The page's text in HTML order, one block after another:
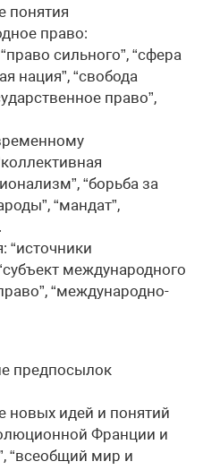
понятия
право:
сильного”, “сфера
нация”, “свобода
право”,
“борьба за
“мандат”,
“источники
международного
“международно-
предпосылок
новых идей и понятий
Франции и
“всеобщий мир и